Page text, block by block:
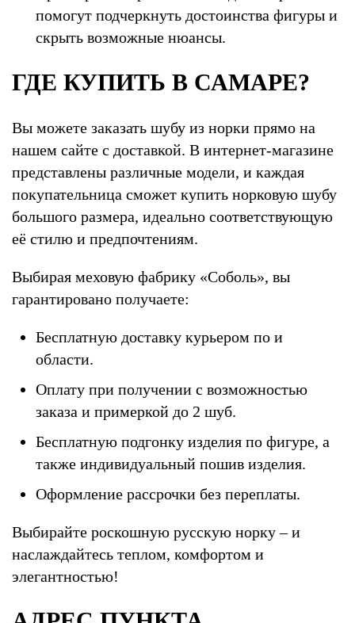
помогут подчеркнуть достоинства фигуры и
скрыть возможные нюансы.
ГДЕ КУПИТЬ В САМАРЕ?
Вы можете заказать шубу из норки прямо на
нашем сайте с доставкой. В интернет-магазине
представлены различные модели, и каждая
покупательница сможет купить норковую шубу
большого размера, идеально соответствующую
её стилю и предпочтениям.
Выбирая меховую фабрику «Соболь», вы
гарантировано получаете:
Бесплатную доставку курьером по и
области.
Оплату при получении с возможностью
заказа и примеркой до 2 шуб.
Бесплатную подгонку изделия по фигуре, а
также индивидуальный пошив изделия.
Оформление рассрочки без переплаты.
Выбирайте роскошную русскую норку – и
наслаждайтесь теплом, комфортом и
элегантностью!